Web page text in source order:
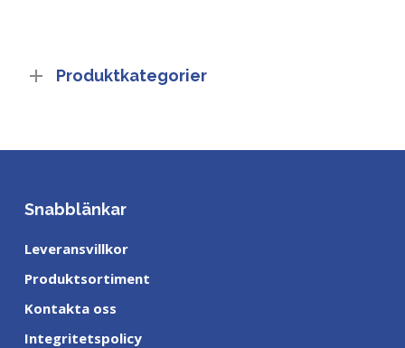
Produktkategorier
Snabblänkar
Leveransvillkor
Produktsortiment
Kontakta oss
Integritetspolicy